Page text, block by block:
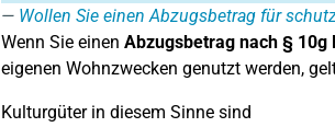
Wollen Sie einen Abzugsbetrag für
Wenn Sie einen Abzugsbetrag nach § 10g
eigenen Wohnzwecken genutzt werden,
Kulturgüter in diesem Sinne sind